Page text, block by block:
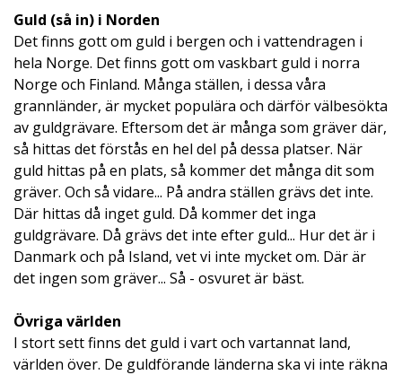
Guld (så in) i Norden
Det finns gott om guld i bergen och i vattendragen i
hela Norge. Det finns gott om vaskbart guld i norra
Norge och Finland. Många ställen, i dessa våra
grannländer, är mycket populära och därför välbesökta
av guldgrävare. Eftersom det är många som gräver där,
så hittas det förstås en hel del på dessa platser. När
guld hittas på en plats, så kommer det många dit som
gräver. Och så vidare... På andra ställen grävs det inte.
Där hittas då inget guld. Då kommer det inga
guldgrävare. Då grävs det inte efter guld... Hur det är i
Danmark och på Island, vet vi inte mycket om. Där är
det ingen som gräver... Så - osvuret är bäst.
Övriga världen
I stort sett finns det guld i vart och vartannat land,
världen över. De guldförande länderna ska vi inte räkna